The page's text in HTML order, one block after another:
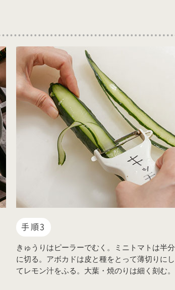
手順3
きゅうりはピーラーでむく。ミニトマトは半分
に切る。アボカドは皮と種をとって薄切りにし
てレモン汁をふる。大葉・焼のりは細く刻む。